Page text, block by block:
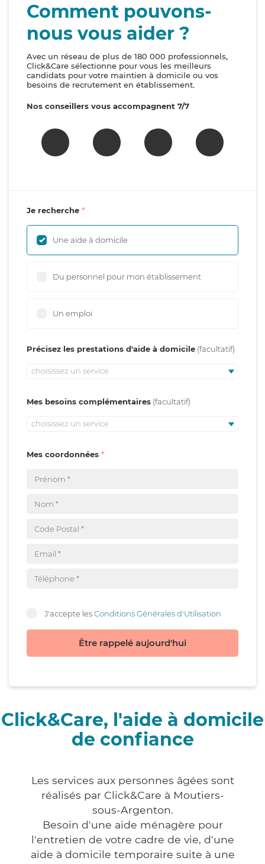
Comment pouvons-
nous vous aider ?
Avec un réseau de plus de 180 000 professionnels,
Click&Care sélectionne pour vous les meilleurs
candidats pour votre maintien à domicile ou vos
besoins de recrutement en établissement.
Nos conseillers vous accompagnent 7/7
Je recherche
Une aide à domicile
Du personnel pour mon établissement
Un emploi
Précisez les prestations d'aide à domicile
choisissez un service
Mes besoins complémentaires
choisissez un service
Mes coordonnées
J'accepte lesConditions Générales d'Utilisation
Être rappelé aujourd'hui
Click&Care, l'aide à domicile
de confiance
Les services aux personnes âgées sont
réalisés par Click&Care à Moutiers-
sous-Argenton.
Besoin d'une aide ménagère pour
l'entretien de votre cadre de vie, d'une
aide à domicile temporaire suite à une